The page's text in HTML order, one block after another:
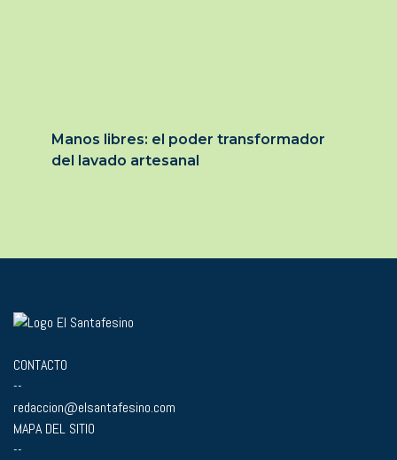
Manos libres: el poder transformador
del lavado artesanal
CONTACTO
--
redaccion@elsantafesino.com
MAPA DEL SITIO
--